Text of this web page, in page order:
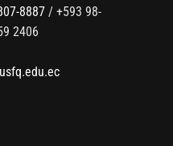
8887 / +593 98-
2406